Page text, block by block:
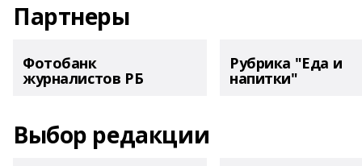
Партнеры
Фотобанк
журналистов РБ
Рубрика "Еда и
напитки"
Выбор редакции